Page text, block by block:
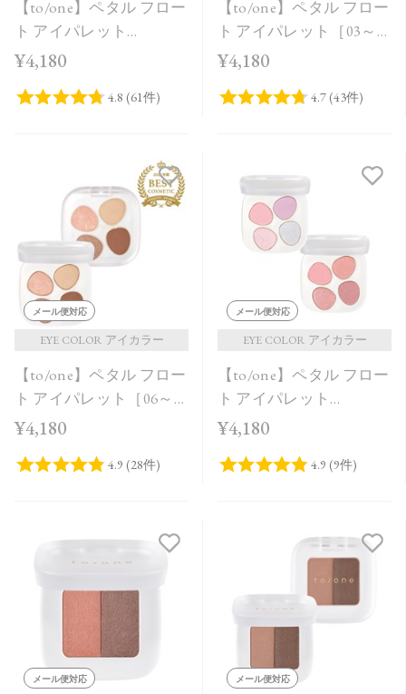
【to/one】ペタル フロー
ト アイパレット
［01,02］
¥4,180
【to/one】ペタル フロー
ト アイパレット［03～
05］
¥4,180
メール便対応
EYE COLOR アイカラー
【to/one】ペタル フロー
ト アイパレット［06～
08］
¥4,180
メール便対応
EYE COLOR アイカラー
【to/one】ペタル フロー
ト アイパレット
［09,10］＜2026 Summer
¥4,180
メール便対応 メール便対応